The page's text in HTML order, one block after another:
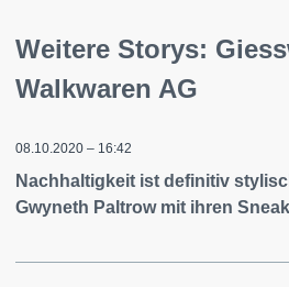
Weitere Storys:
Walkwaren AG
08.10.2020 – 16:42
Nachhaltigkeit ist definitiv
Gwyneth Paltrow mit ihren